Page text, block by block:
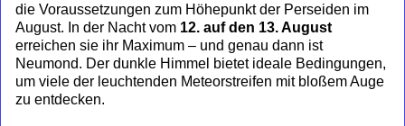
die Voraussetzungen zum Höhepunkt der Perseiden im
August. In der Nacht vom 12. auf den 13. August
erreichen sie ihr Maximum – und genau dann ist
Neumond. Der dunkle Himmel bietet ideale Bedingungen,
um viele der leuchtenden Meteorstreifen mit bloßem Auge
zu entdecken.